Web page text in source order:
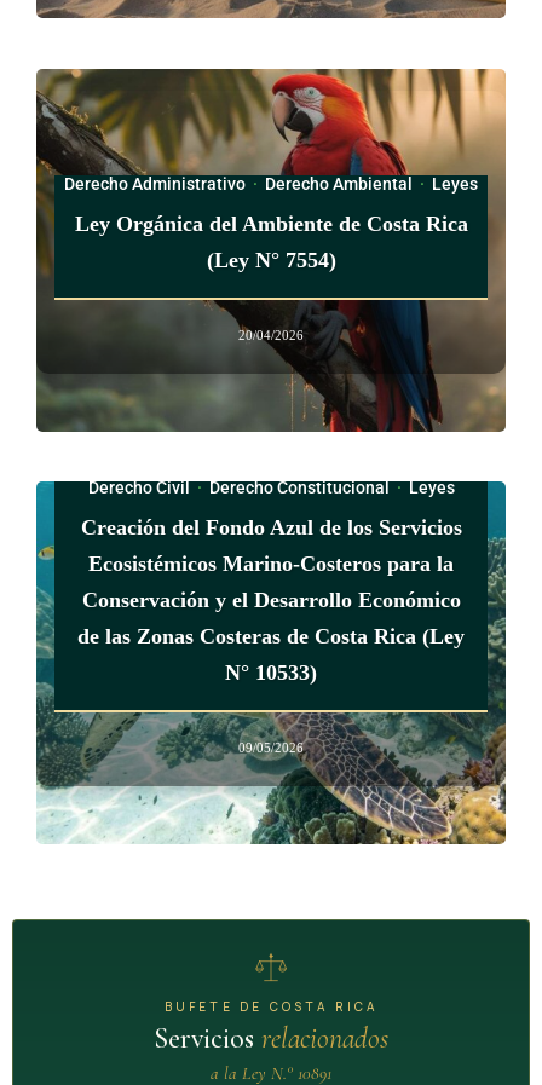
Derecho Administrativo · Derecho Ambiental · Leyes
Ley Orgánica del Ambiente de Costa Rica
(Ley N° 7554)
20/04/2026
Derecho Civil·Derecho Constitucional·Leyes
Creación del Fondo Azul de los Servicios
Ecosistémicos Marino-Costeros para la
Conservación y el Desarrollo Económico
de las Zonas Costeras de Costa Rica (Ley
N° 10533)
09/05/2026
BUFETE DE COSTA RICA
Servicios relacionados
a la Ley N.° 10891